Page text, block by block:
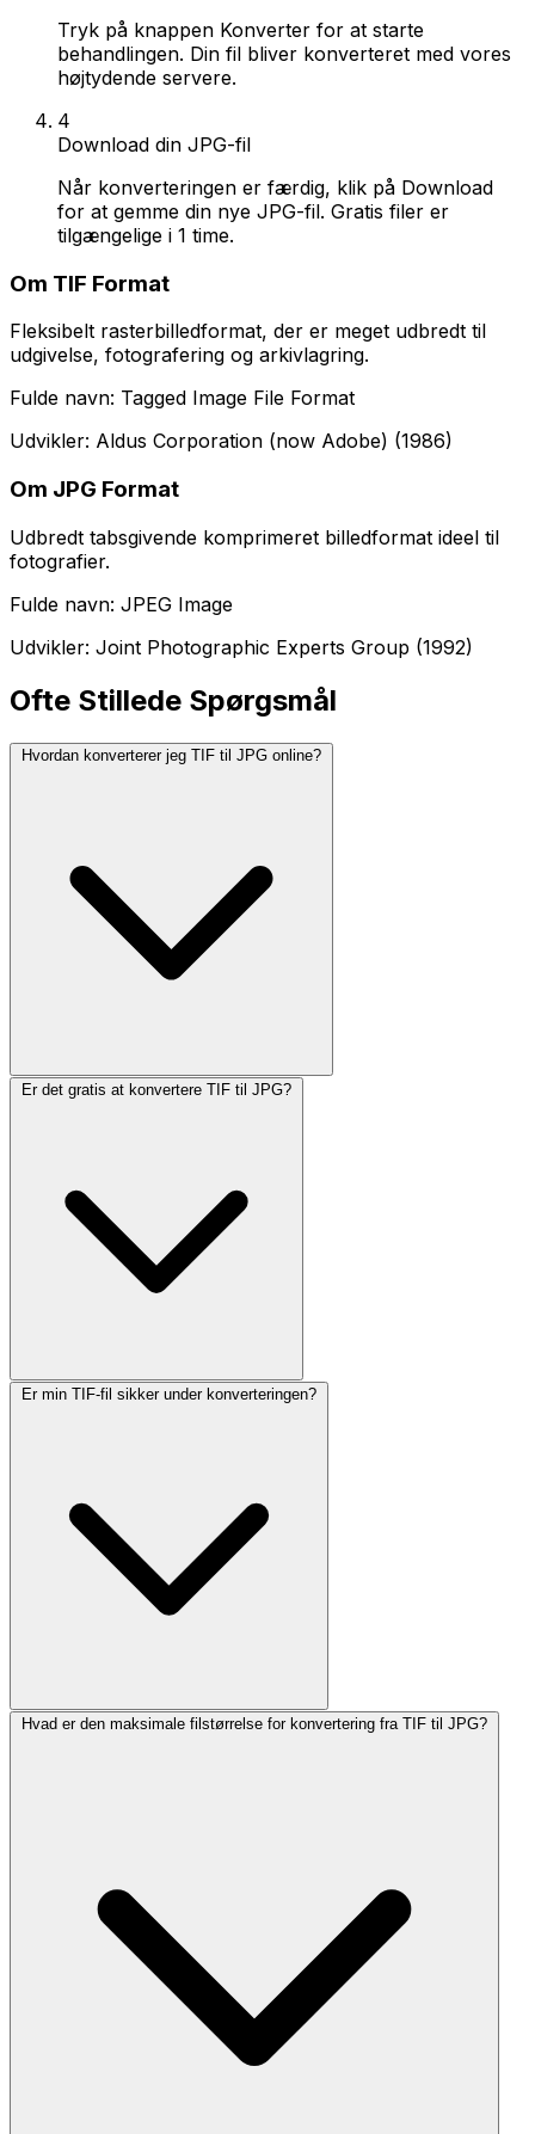
Tryk på knappen Konverter for at starte
behandlingen. Din fil bliver konverteret med vores
højtydende servere.
4
Download din JPG-fil
Når konverteringen er færdig, klik på Download
for at gemme din nye JPG-fil. Gratis filer er
tilgængelige i 1 time.
Om TIF Format
Fleksibelt rasterbilledformat, der er meget udbredt til
udgivelse, fotografering og arkivlagring.
Fulde navn: Tagged Image File Format
Udvikler: Aldus Corporation (now Adobe) (1986)
Om JPG Format
Udbredt tabsgivende komprimeret billedformat ideel til
fotografier.
Fulde navn: JPEG Image
Udvikler: Joint Photographic Experts Group (1992)
Ofte Stillede Spørgsmål
Hvordan konverterer jeg TIF til JPG online?
Er det gratis at konvertere TIF til JPG?
Er min TIF-fil sikker under konverteringen?
Hvad er den maksimale filstørrelse for konvertering fra TIF til JPG?